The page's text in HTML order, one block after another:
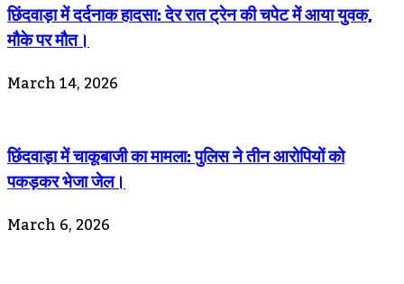
छिंदवाड़ा में दर्दनाक हादसा: देर रात ट्रेन की चपेट में आया युवक,
मौके पर मौत।
March 14, 2026
छिंदवाड़ा में चाकूबाजी का मामला: पुलिस ने तीन आरोपियों को
पकड़कर भेजा जेल।
March 6, 2026